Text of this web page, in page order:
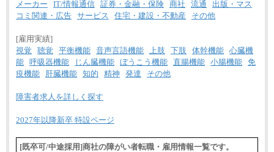
メーカー IT/情報通信 証券・金融・保険 商社 流通
出版・マス
コミ関連・広告 サービス 住宅・建設・不動産 その他
[雇用実績]
視覚
聴覚 平衡機能 音声言語機能 上肢 下肢 体幹機能 心臓機
能 呼吸器機能 じん臓機能 ぼうこう機能 直腸機能 小腸機能 免
疫機能
肝臓機能 知的 精神 発達 その他
障害者求人を詳しく探す
2027年以降新卒 特設ページ
[既卒可/中途採用]商社の障がい者転職・雇用情報一覧です。